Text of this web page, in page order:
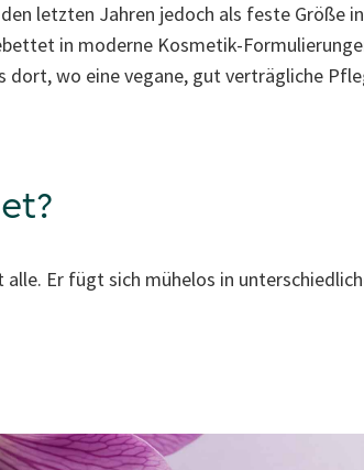
letzten Jahren jedoch als feste Größe
in moderne Kosmetik-
dort, wo eine vegane, gut verträgliche
Er fügt sich mühelos in